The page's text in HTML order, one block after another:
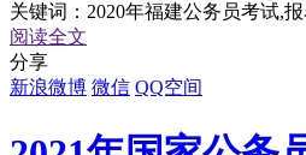
关键词： 2020年福建公务员考试,
阅读全文
分享
新浪微博 微信 QQ空间